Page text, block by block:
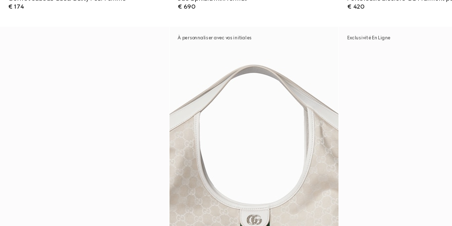
€ 174
€ 690
€ 420
À personnaliser avec vos initiales Exclusivité En Ligne